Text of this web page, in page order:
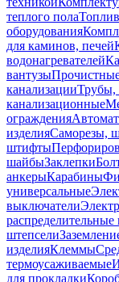
теплого пола
оборудования
для каминов, печей
водонагревателей
вантузы
канализацииТрубы,
канализационные
ограждения
изделияСаморезы,
штифты
шайбыЗаклепки
анкерыКарабины
универсальные
выключатели
штепсели
изделияКлеммы
термоусаживаемые
для прокладки